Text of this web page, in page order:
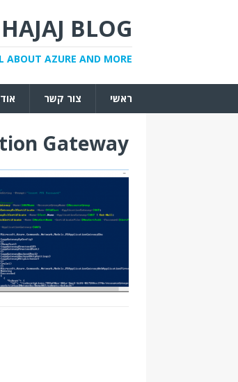
BLOG
ABOUT AZURE AND MORE
ראשי צור קשר
Gateway